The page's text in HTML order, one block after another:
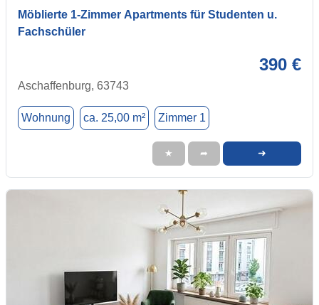
Möblierte 1-Zimmer Apartments für Studenten u.
Fachschüler
390 €
Aschaffenburg, 63743
Wohnung ca. 25,00 m² Zimmer 1
★ ➦ ➜